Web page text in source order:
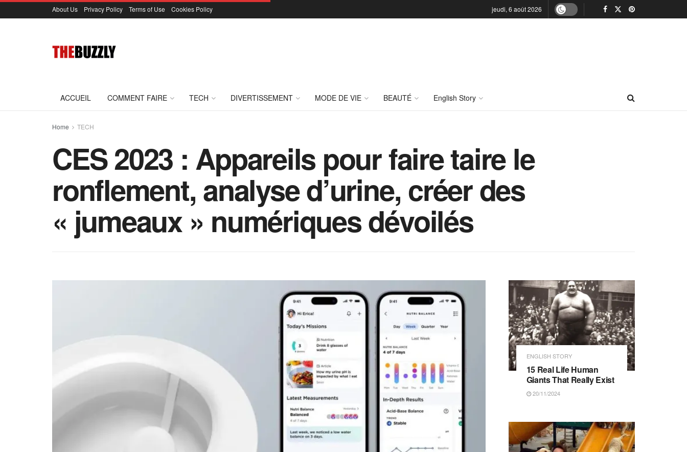
About Us Privacy Policy Terms of Use Cookies Policy jeudi, 6 août 2026
ACCUEIL COMMENT FAIRE TECH DIVERTISSEMENT MODE DE VIE BEAUTÉ English Story
Home TECH
CES 2023 : Appareils pour faire taire le
ronflement, analyse d’urine, créer des
« jumeaux » numériques dévoilés
ENGLISH STORY
15 Real Life Human
Giants That Really Exist
20/11/2024